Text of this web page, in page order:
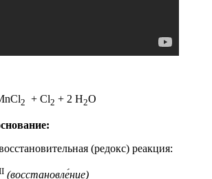
2 + Cl2 + 2 H2O
(редокс) реакция:
(восстановле́ние)